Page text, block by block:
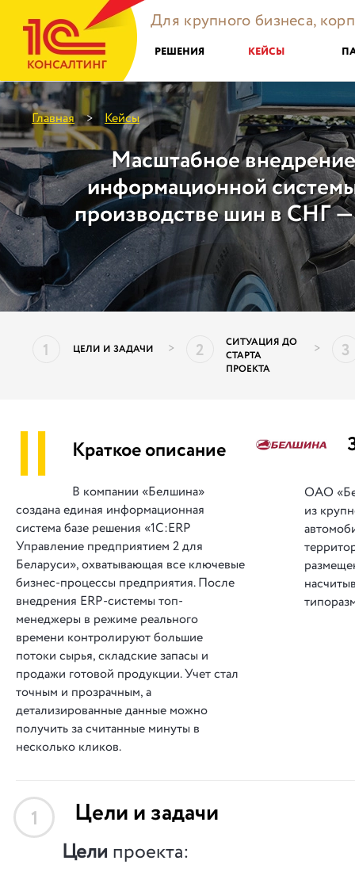
Для крупного бизнеса,
РЕШЕНИЯ КЕЙСЫ
Главная > Кейсы
Масштабное
информационной
производстве шин в СНГ
1 ЦЕЛИ И ЗАДАЧИ > 2
СИТУАЦИЯ ДО
СТАРТА
ПРОЕКТА
> 3
|| Краткое описание
В компании «Белшина»
создана единая информационная
система базе решения «1С:ERP
Управление предприятием 2 для
Беларуси», охватывающая все ключевые
бизнес-процессы предприятия. После
внедрения ERP-системы топ-
менеджеры в режиме реального
времени контролируют большие
потоки сырья, складские запасы и
продажи готовой продукции. Учет стал
точным и прозрачным, а
детализированные данные можно
получить за считанные минуты в
несколько кликов.
ОАО
из
1 Цели и задачи
Цели проекта: